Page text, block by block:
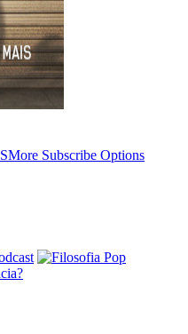
More Subscribe Options